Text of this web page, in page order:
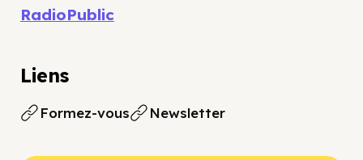
RadioPublic
Liens
Formez-vous Newsletter